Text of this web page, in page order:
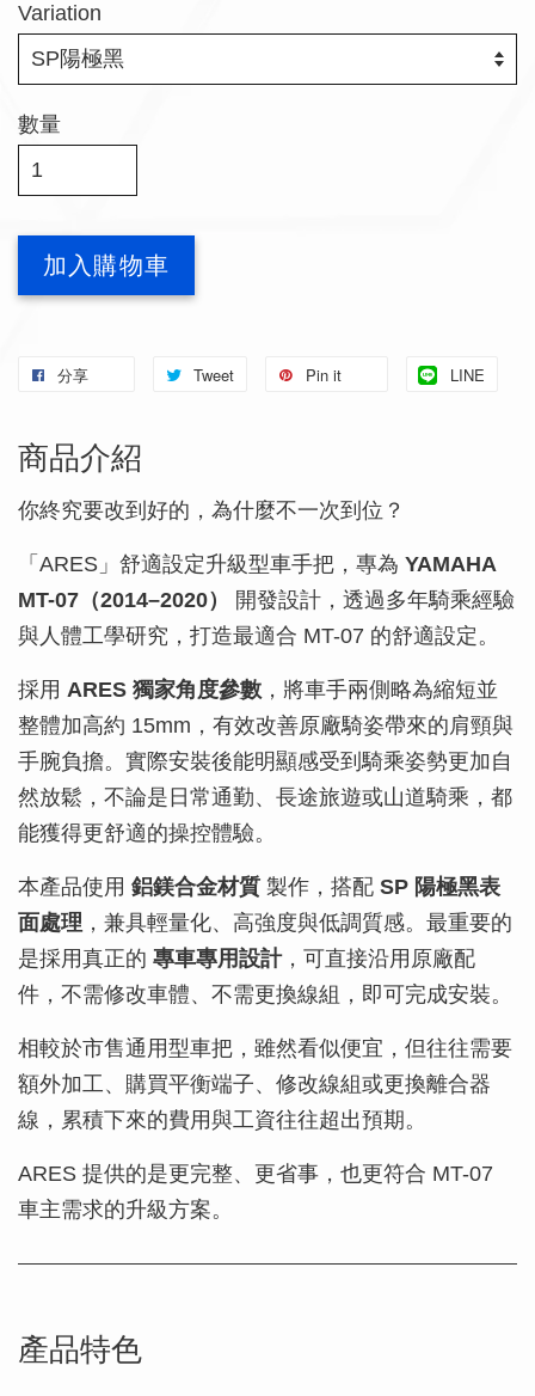
Variation
數量
加入購物車
分享 Tweet Pin it LINE
商品介紹
你終究要改到好的，為什麼不一次到位？
「ARES」舒適設定升級型車手把，專為 YAMAHA
MT-07（2014–2020）
開發設計，透過多年騎乘經驗
與人體工學研究，打造最適合 MT-07 的舒適設定。
採用 ARES 獨家角度參數 ，將車手兩側略為縮短並
整體加高約 15mm，有效改善原廠騎姿帶來的肩頸與
手腕負擔。實際安裝後能明顯感受到騎乘姿勢更加自
然放鬆，不論是日常通勤、長途旅遊或山道騎乘，都
能獲得更舒適的操控體驗。
本產品使用 鋁鎂合金材質 製作，搭配 SP 陽極黑表
面處理 ，兼具輕量化、高強度與低調質感。最重要的
是採用真正的 專車專用設計，可直接沿用原廠配
件，不需修改車體、不需更換線組，即可完成安裝。
相較於市售通用型車把，雖然看似便宜，但往往需要
額外加工、購買平衡端子、修改線組或更換離合器
線，累積下來的費用與工資往往超出預期。
ARES 提供的是更完整、更省事，也更符合 MT-07
車主需求的升級方案。
產品特色